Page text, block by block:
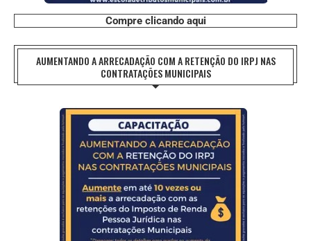
Compre clicando aqui
AUMENTANDO A ARRECADAÇÃO COM A RETENÇÃO DO IRPJ NAS
CONTRATAÇÕES MUNICIPAIS